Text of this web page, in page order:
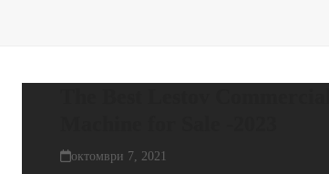
октомври 7, 2021